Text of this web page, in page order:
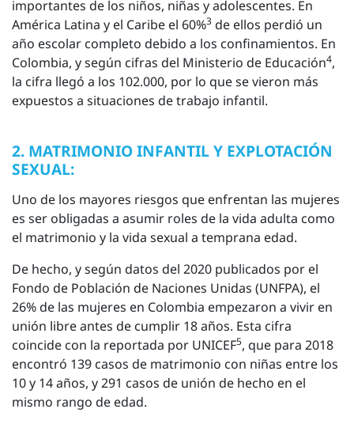
importantes de los niños, niñas y adolescentes. En
América Latina y el Caribe el 60%3 de ellos perdió un
año escolar completo debido a los confinamientos. En
Colombia, y según cifras del Ministerio de Educación4,
la cifra llegó a los 102.000, por lo que se vieron más
expuestos a situaciones de trabajo infantil.
2. MATRIMONIO INFANTIL Y EXPLOTACIÓN
SEXUAL:
Uno de los mayores riesgos que enfrentan las mujeres
es ser obligadas a asumir roles de la vida adulta como
el matrimonio y la vida sexual a temprana edad.
De hecho, y según datos del 2020 publicados por el
Fondo de Población de Naciones Unidas (UNFPA), el
26% de las mujeres en Colombia empezaron a vivir en
unión libre antes de cumplir 18 años. Esta cifra
coincide con la reportada por UNICEF5, que para 2018
encontró 139 casos de matrimonio con niñas entre los
10 y 14 años, y 291 casos de unión de hecho en el
mismo rango de edad.